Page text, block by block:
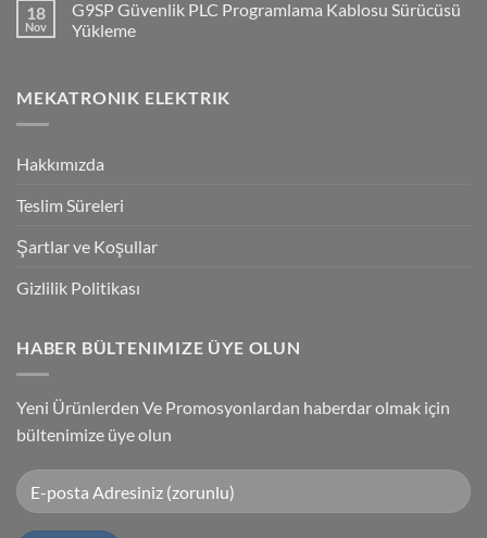
NPN/PNP
Giriş
Bağlantılar
on
Flying
Trigger
Inspection
With
18
Nov
G9SP Güvenlik PLC Programlama Kablosu Sürücüsü
Yükleme
G9SP
Güvenlik
Sürücüsü
MEKATRONIK ELEKTRIK
Hakkımızda
Teslim Süreleri
Şartlar ve Koşullar
Gizlilik Politikası
HABER BÜLTENIMIZE ÜYE OLUN
Yeni Ürünlerden Ve Promosyonlardan haberdar olmak için
bültenimize üye olun